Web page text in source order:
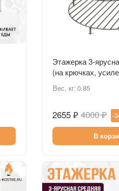
Этажерка 3-
(на крючках,
Вес, кг:0.85
2655 ₽ 4000 ₽ -
В